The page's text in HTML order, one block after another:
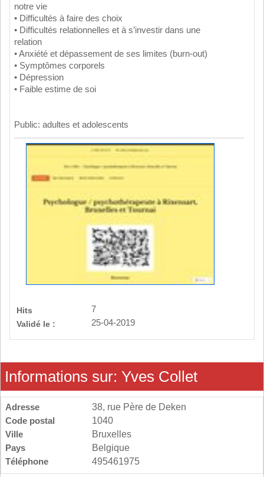
notre vie
• Difficultés à faire des choix
• Difficultés relationnelles et à s’investir dans une
relation
• Anxiété et dépassement de ses limites (burn-out)
• Symptômes corporels
• Dépression
• Faible estime de soi
Public: adultes et adolescents
Hits
7
Validé le :
25-04-2019
Informations sur: Yves Collet
Adresse
38, rue Père de Deken
Code postal
1040
Ville
Bruxelles
Pays
Belgique
Téléphone
495461975